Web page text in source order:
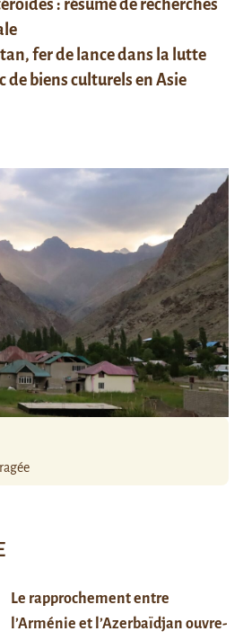
: résumé de recherches
fer de lance dans la lutte
de biens culturels en Asie
Le rapprochement entre
l’Arménie et l’Azerbaïdjan ouvre-